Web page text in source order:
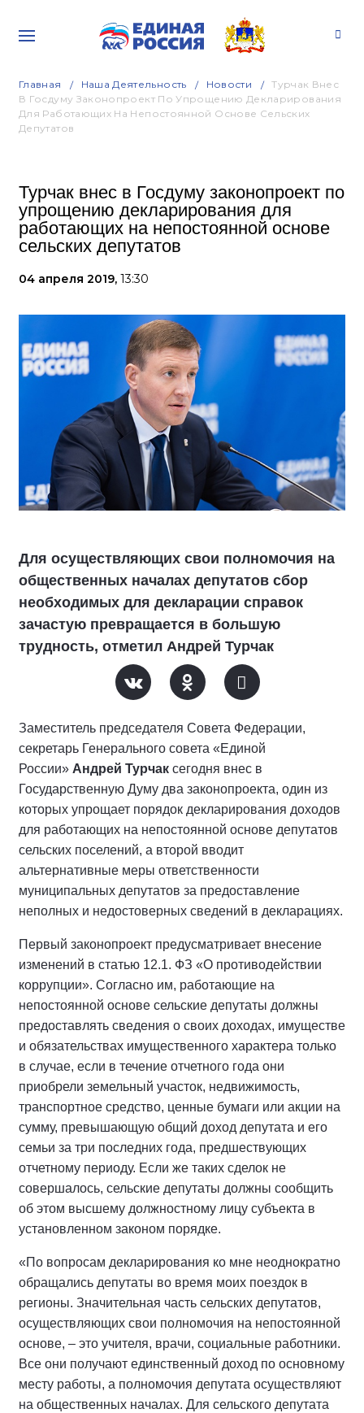
Главная Наша Деятельность Новости
Турчак Внес
В Госдуму Законопроект По Упрощению Декларирования
Для Работающих На Непостоянной Основе Сельских
Депутатов
Турчак внес в Госдуму законопроект по
упрощению декларирования для
работающих на непостоянной основе
сельских депутатов
04 апреля 2019, 13:30
Для осуществляющих свои полномочия на
общественных началах депутатов сбор
необходимых для декларации справок
зачастую превращается в большую
трудность, отметил Андрей Турчак
Заместитель председателя Совета Федерации,
секретарь Генерального совета «Единой
России» Андрей Турчак сегодня внес в
Государственную Думу два законопроекта, один из
которых упрощает порядок декларирования доходов
для работающих на непостоянной основе депутатов
сельских поселений, а второй вводит
альтернативные меры ответственности
муниципальных депутатов за предоставление
неполных и недостоверных сведений в декларациях.
Первый законопроект предусматривает внесение
изменений в статью 12.1. ФЗ «О противодействии
коррупции». Согласно им, работающие на
непостоянной основе сельские депутаты должны
предоставлять сведения о своих доходах, имуществе
и обязательствах имущественного характера только
в случае, если в течение отчетного года они
приобрели земельный участок, недвижимость,
транспортное средство, ценные бумаги или акции на
сумму, превышающую общий доход депутата и его
семьи за три последних года, предшествующих
отчетному периоду. Если же таких сделок не
совершалось, сельские депутаты должны сообщить
об этом высшему должностному лицу субъекта в
установленном законом порядке.
«По вопросам декларирования ко мне неоднократно
обращались депутаты во время моих поездок в
регионы. Значительная часть сельских депутатов,
осуществляющих свои полномочия на непостоянной
основе, – это учителя, врачи, социальные работники.
Все они получают единственный доход по основному
месту работы, а полномочия депутата осуществляют
на общественных началах. Для сельского депутата